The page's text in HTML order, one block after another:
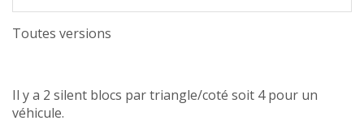
Toutes versions
Il y a 2 silent blocs par triangle/coté soit 4 pour un
véhicule.